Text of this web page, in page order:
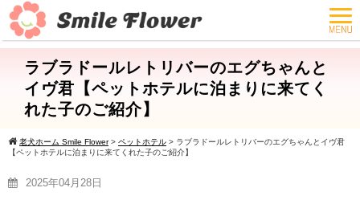
ラブラドールレトリバーのエグちゃんと
イヴ君【ペットホテルに泊まりに来てく
れた子のご紹介】
老犬ホーム Smile Flower> ペットホテル > ラブラドールレトリバーのエグちゃんとイヴ君
【ペットホテルに泊まりに来てくれた子のご紹介】
2025年04月28日